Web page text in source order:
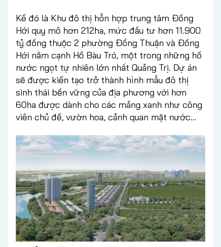
Kế đó là Khu đô thị hỗn hợp trung tâm Đồng
Hới quy mô hơn 212ha, mức đầu tư hơn 11.900
tỷ đồng thuộc 2 phường Đồng Thuận và Đồng
Hới nằm cạnh Hồ Bàu Tró, một trong những hồ
nước ngọt tự nhiên lớn nhất Quảng Trị. Dự án
sẽ được kiến tạo trở thành hình mẫu đô thị
sinh thái bền vững của địa phương với hơn
60ha được dành cho các mảng xanh như công
viên chủ đề, vườn hoa, cảnh quan mặt nước...